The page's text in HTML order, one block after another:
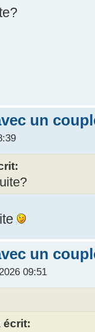
un
un
09:51
écrit: